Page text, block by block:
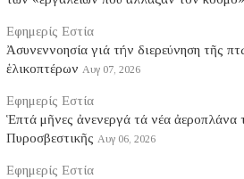
Εφημερίς Εστία
Ἀσυνεννοησία γιά τήν διερεύνηση τῆς
ἑλικοπτέρων Αυγ 07, 2026
Εφημερίς Εστία
Ἑπτά μῆνες ἀνενεργά τά νέα ἀεροπλάνα
Πυροσβεστικῆς Αυγ 06, 2026
Εφημερίς Εστία